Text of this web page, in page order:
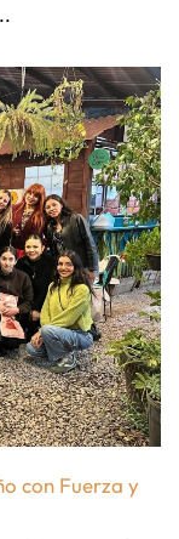
con Fuerza y